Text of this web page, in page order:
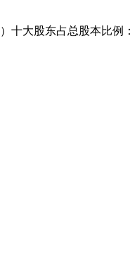
十大股东占总股本比例